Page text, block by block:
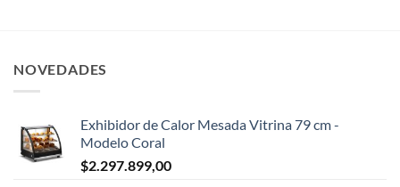
NOVEDADES
Exhibidor de Calor Mesada Vitrina 79 cm -
Modelo Coral
$2.297.899,00